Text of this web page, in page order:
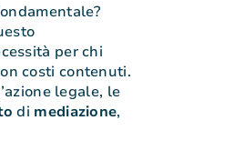
per chi
costi contenuti.
legale, le
di mediazione,